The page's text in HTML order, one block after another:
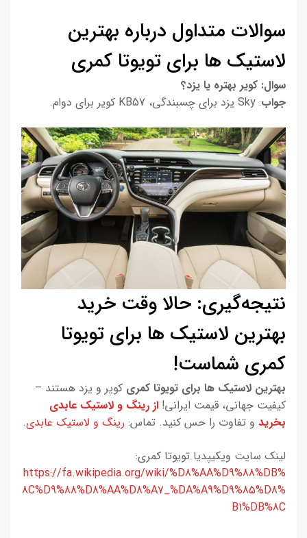
سوالات متداول درباره بهترین
لاستیک ها برای تویوتا کمری
سوال: کویر بهتره یا یزد؟
جواب: Sky یزد برای چسبندگی، KB57 کویر برای دوام.
نتیجه‌گیری: حالا وقت خرید
بهترین لاستیک ها برای تویوتا
کمری شماست!
بهترین لاستیک ها برای تویوتا کمری کویر و یزد هستند –
کیفیت جهانی، قیمت ایرانی! از رینگ و لاستیک عابدی
بخرید و تفاوت را حس کنید. تماس: رینگ و لاستیک عابدی.
لینک سایت ویکیپدیا تویوتا کمری:
https://fa.wikipedia.org/wiki/%D8%AA%D9%88%DB%
8C%D9%88%D8%AA%D8%A7_%DA%A9%D9%85%D8%
B1%DB%8C